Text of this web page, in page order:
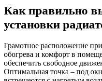
Как правильно
установки
Грамотное расположение
обогрева и комфорт в
обеспечить свободное
Оптимальная точка – под